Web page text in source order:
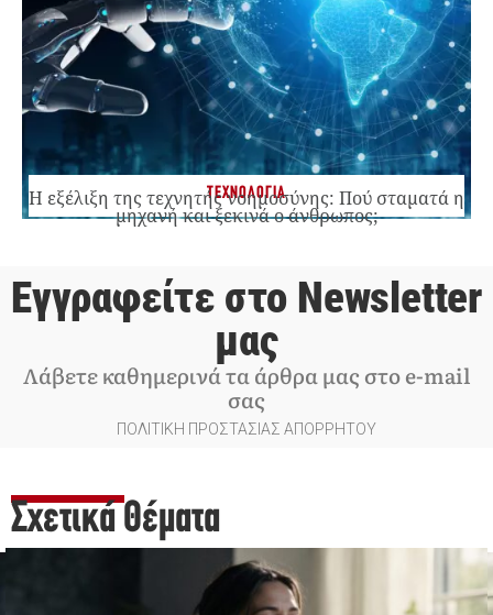
ΤΕΧΝΟΛΟΓΙΑ
Η εξέλιξη της τεχνητής νοημοσύνης: Πού σταματά η
μηχανή και ξεκινά ο άνθρωπος;
Εγγραφείτε στο Newsletter
μας
Λάβετε καθημερινά τα άρθρα μας στο e-mail
σας
ΠΟΛΙΤΙΚΗ ΠΡΟΣΤΑΣΙΑΣ ΑΠΟΡΡΗΤΟΥ
Σχετικά Θέματα